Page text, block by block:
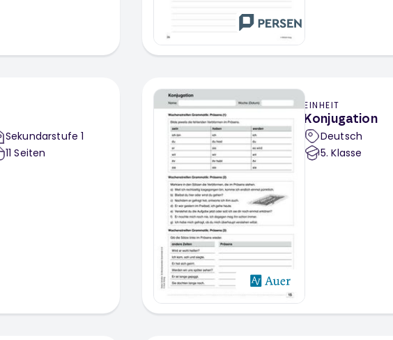
Sekundarstufe 1
11 Seiten
EINHEIT
Konjugation
Deutsch
5. Klasse